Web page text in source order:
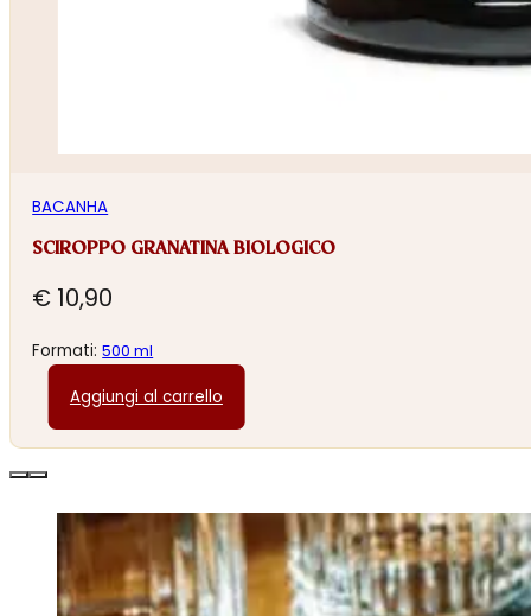
BACANHA
SCIROPPO GRANATINA BIOLOGICO
€ 10,90
Formati:500 ml
Aggiungi al carrello